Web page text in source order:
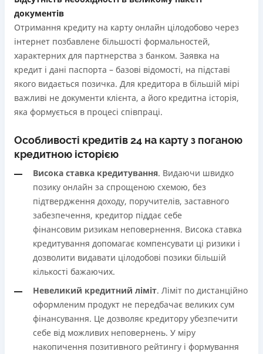
документів
Отримання кредиту на карту онлайн цілодобово через
інтернет позбавлене більшості формальностей,
характерних для партнерства з банком. Заявка на
кредит і дані паспорта – базові відомості, на підставі
якого видається позичка. Для кредитора в більшій мірі
важливі не документи клієнта, а його кредитна історія,
яка формується в процесі співпраці.
Особливості кредитів 24 на карту з поганою
кредитною історією
Висока ставка кредитування. Видаючи швидко
позику онлайн за спрощеною схемою, без
підтвердження доходу, поручителів, заставного
забезпечення, кредитор піддає себе
фінансовим ризикам неповернення. Висока ставка
кредитування допомагає компенсувати ці ризики і
дозволити видавати цілодобові позики більшій
кількості бажаючих.
Невеликий кредитний ліміт. Ліміт по дистанційно
оформленим продукт не передбачає великих сум
фінансування. Це дозволяє кредитору убезпечити
себе від можливих неповернень. У міру
накопичення позитивного рейтингу і формування